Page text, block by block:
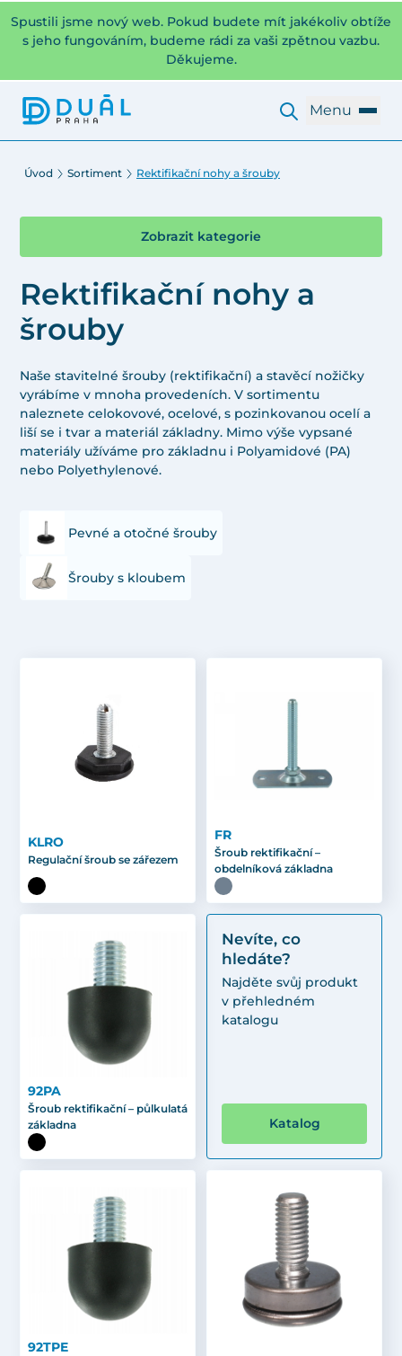
Spustili jsme nový web. Pokud budete mít jakékoliv obtíže
s jeho fungováním, budeme rádi za vaši zpětnou vazbu.
Děkujeme.
Menu
Úvod Sortiment Rektifikační nohy a šrouby
Zobrazit kategorie
Rektifikační nohy a
šrouby
Naše stavitelné šrouby (rektifikační) a stavěcí nožičky
vyrábíme v mnoha provedeních. V sortimentu
naleznete celokovové, ocelové, s pozinkovanou ocelí a
liší se i tvar a materiál základny. Mimo výše vypsané
materiály užíváme pro základnu i Polyamidové (PA)
nebo Polyethylenové.
Pevné a otočné šrouby
Šrouby s kloubem
KLRO
Regulační šroub se zářezem
FR
Šroub rektifikační –
obdelníková základna
92PA
Šroub rektifikační – půlkulatá
základna
Nevíte, co
hledáte?
Najděte svůj produkt
v přehledném
katalogu
Katalog
92TPE